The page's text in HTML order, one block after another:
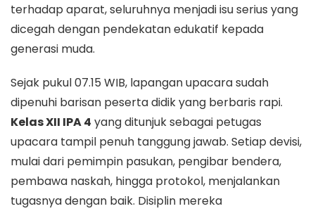
terhadap aparat, seluruhnya menjadi isu serius yang
dicegah dengan pendekatan edukatif kepada
generasi muda.
Sejak pukul 07.15 WIB, lapangan upacara sudah
dipenuhi barisan peserta didik yang berbaris rapi.
Kelas XII IPA 4 yang ditunjuk sebagai petugas
upacara tampil penuh tanggung jawab. Setiap devisi,
mulai dari pemimpin pasukan, pengibar bendera,
pembawa naskah, hingga protokol, menjalankan
tugasnya dengan baik. Disiplin mereka